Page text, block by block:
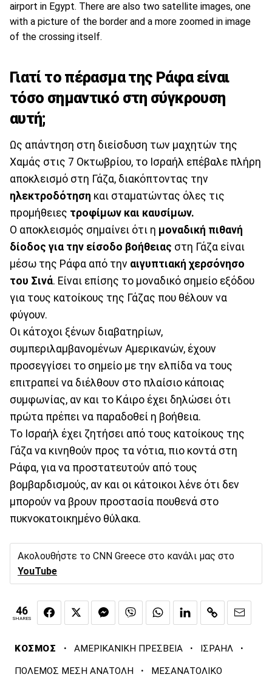
Γιατί το πέρασμα της Ράφα είναι
τόσο σημαντικό στη σύγκρουση
αυτή;
Ως απάντηση στη διείσδυση των μαχητών της
Χαμάς στις 7 Οκτωβρίου, το Ισραήλ επέβαλε πλήρη
αποκλεισμό στη Γάζα, διακόπτοντας την
ηλεκτροδότηση και σταματώντας όλες τις
προμήθειες τροφίμων και καυσίμων.
Ο αποκλεισμός σημαίνει ότι η μοναδική πιθανή
δίοδος για την είσοδο βοήθειας στη Γάζα είναι
μέσω της Ράφα από την αιγυπτιακή χερσόνησο
του Σινά. Είναι επίσης το μοναδικό σημείο εξόδου
για τους κατοίκους της Γάζας που θέλουν να
φύγουν.
Οι κάτοχοι ξένων διαβατηρίων,
συμπεριλαμβανομένων Αμερικανών, έχουν
προσεγγίσει το σημείο με την ελπίδα να τους
επιτραπεί να διέλθουν στο πλαίσιο κάποιας
συμφωνίας, αν και το Κάιρο έχει δηλώσει ότι
πρώτα πρέπει να παραδοθεί η βοήθεια.
Το Ισραήλ έχει ζητήσει από τους κατοίκους της
Γάζα να κινηθούν προς τα νότια, πιο κοντά στη
Ράφα, για να προστατευτούν από τους
βομβαρδισμούς, αν και οι κάτοικοι λένε ότι δεν
μπορούν να βρουν προστασία πουθενά στο
πυκνοκατοικημένο θύλακα.
Ακολουθήστε το CNN Greece στο κανάλι μας στο
YouTube
46
SHARES
ΚΟΣΜΟΣ · ΑΜΕΡΙΚΑΝΙΚΗ ΠΡΕΣΒΕΙΑ · ΙΣΡΑΗΛ ·
ΠΟΛΕΜΟΣ ΜΕΣΗ ΑΝΑΤΟΛΗ · ΜΕΣΑΝΑΤΟΛΙΚΟ